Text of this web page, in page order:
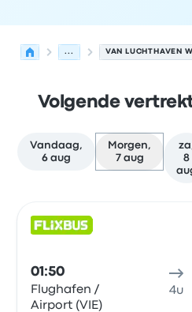
... VAN LUCHTHAVEN
Volgende
Vandaag,
6 aug
Morgen,
7 aug
8
01:50
Flughafen /
Airport (VIE)
4u